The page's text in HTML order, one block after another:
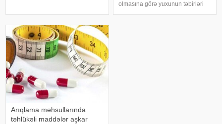
müşahidə edir. Bu isə təkcə esteti
olmasına görə yuxunun təbirləri
Arıqlama məhsullarında
təhlükəli maddələr aşkar